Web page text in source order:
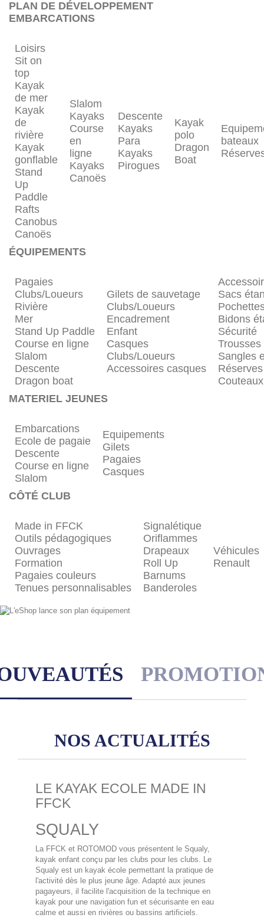
PLAN DE DÉVELOPPEMENT
EMBARCATIONS
Loisirs
Sit on
top
Kayak
de mer
Kayak
de
rivière
Kayak
gonflable
Stand
Up
Paddle
Rafts
Canobus
Canoës
Slalom
Kayaks
Course
en
ligne
Kayaks
Canoës
Descente
Kayaks
Para
Kayaks
Pirogues
Kayak
polo
Dragon
Boat
bateaux
ÉQUIPEMENTS
Pagaies
Clubs/Loueurs
Rivière
Mer
Stand Up Paddle
Course en ligne
Slalom
Descente
Dragon boat
Gilets de sauvetage
Clubs/Loueurs
Encadrement
Enfant
Casques
Clubs/Loueurs
Accessoires casques
Sacs
Bidons
Sécurité
Sangles
Réserves
Couteaux
MATERIEL JEUNES
Embarcations
Ecole de pagaie
Descente
Course en ligne
Slalom
Equipements
Gilets
Pagaies
Casques
CÔTÉ CLUB
Made in FFCK
Outils pédagogiques
Ouvrages
Formation
Pagaies couleurs
Tenues personnalisables
Signalétique
Oriflammes
Drapeaux
Roll Up
Barnums
Banderoles
Véhicules
Renault
NOS ACTUALITÉS
LE KAYAK ECOLE MADE IN
FFCK
SQUALY
La FFCK et ROTOMOD vous présentent le Squaly,
kayak enfant conçu par les clubs pour les clubs. Le
Squaly est un kayak école permettant la pratique de
l'activité dès le plus jeune âge. Adapté aux jeunes
pagayeurs, il facilite l'acquisition de la technique en
kayak pour une navigation fun et sécurisante en eau
calme et aussi en rivières ou bassins artificiels.